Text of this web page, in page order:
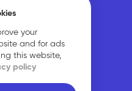
your
and for ads
this website,
policy